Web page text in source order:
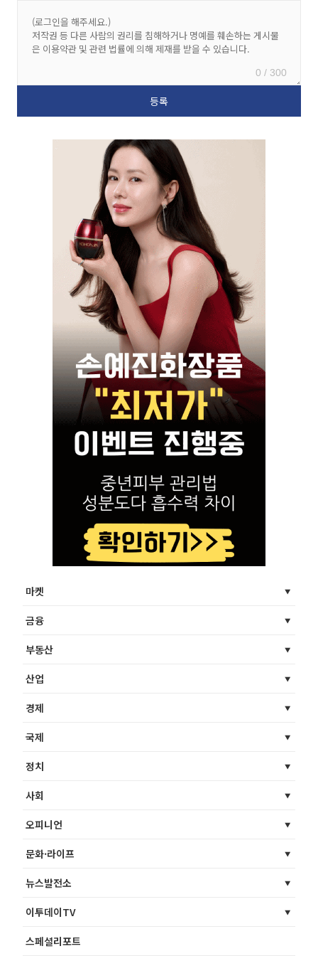
0 / 300
마켓
금융
부동산
산업
경제
국제
정치
사회
오피니언
문화·라이프
뉴스발전소
이투데이TV
스페셜리포트